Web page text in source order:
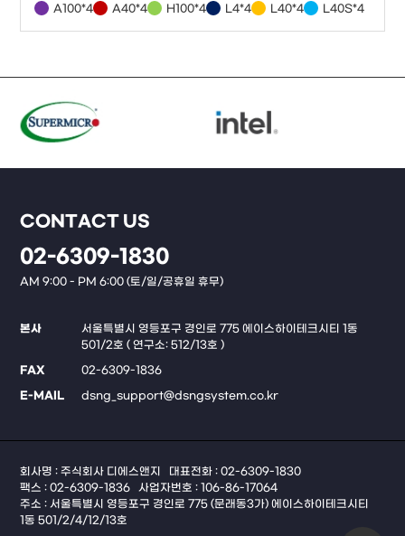
A100*4 A40*4 H100*4 L4*4 L40*4 L40S*4
CONTACT US
02-6309-1830
AM 9:00 - PM 6:00 (토/일/공휴일 휴무)
본사
서울특별시 영등포구 경인로 775 에이스하이테크시티 1동
501/2호 ( 연구소: 512/13호 )
FAX
02-6309-1836
E-MAIL
dsng_support@dsngsystem.co.kr
회사명 : 주식회사 디에스앤지
대표전화 : 02-6309-1830
팩스 : 02-6309-1836
사업자번호 : 106-86-17064
주소 : 서울특별시 영등포구 경인로 775 (문래동3가) 에이스하이테크시티
1동 501/2/4/12/13호